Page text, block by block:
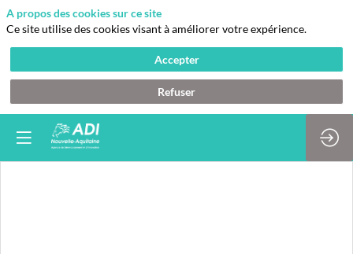
A propos des cookies sur ce site
Ce site utilise des cookies visant à améliorer votre expérience.
Accepter
Refuser